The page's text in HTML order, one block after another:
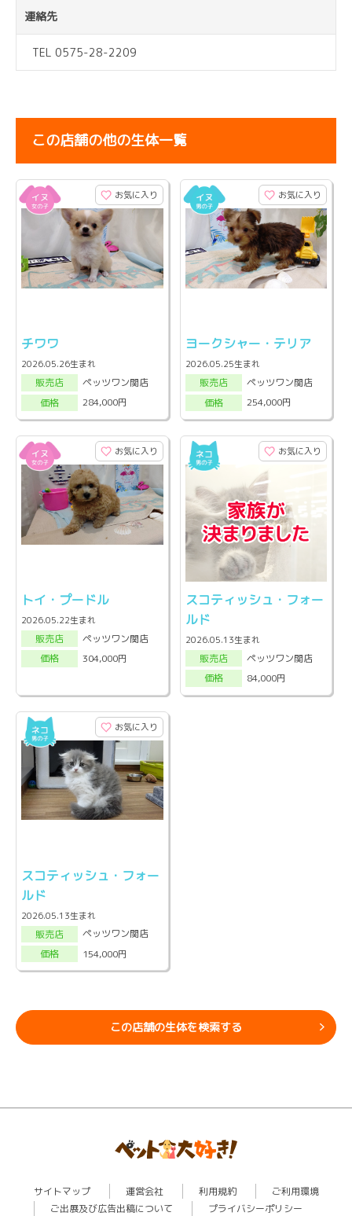
連絡先
TEL 0575-28-2209
この店舗の他の生体一覧
お気に入り
チワワ
2026.05.26生まれ
販売店
ペッツワン関店
価格
284,000円
お気に入り
ヨークシャー・テリア
2026.05.25生まれ
販売店
ペッツワン関店
価格
254,000円
お気に入り
トイ・プードル
2026.05.22生まれ
販売店
ペッツワン関店
価格
304,000円
お気に入り
スコティッシュ・フォー
ルド
2026.05.13生まれ
販売店
ペッツワン関店
価格
84,000円
お気に入り
スコティッシュ・フォー
ルド
2026.05.13生まれ
販売店
ペッツワン関店
価格
154,000円
この店舗の生体を検索する
サイトマップ 運営会社 利用規約
ご利用環境
ご出展及び広告出稿について
プライバシーポリシー